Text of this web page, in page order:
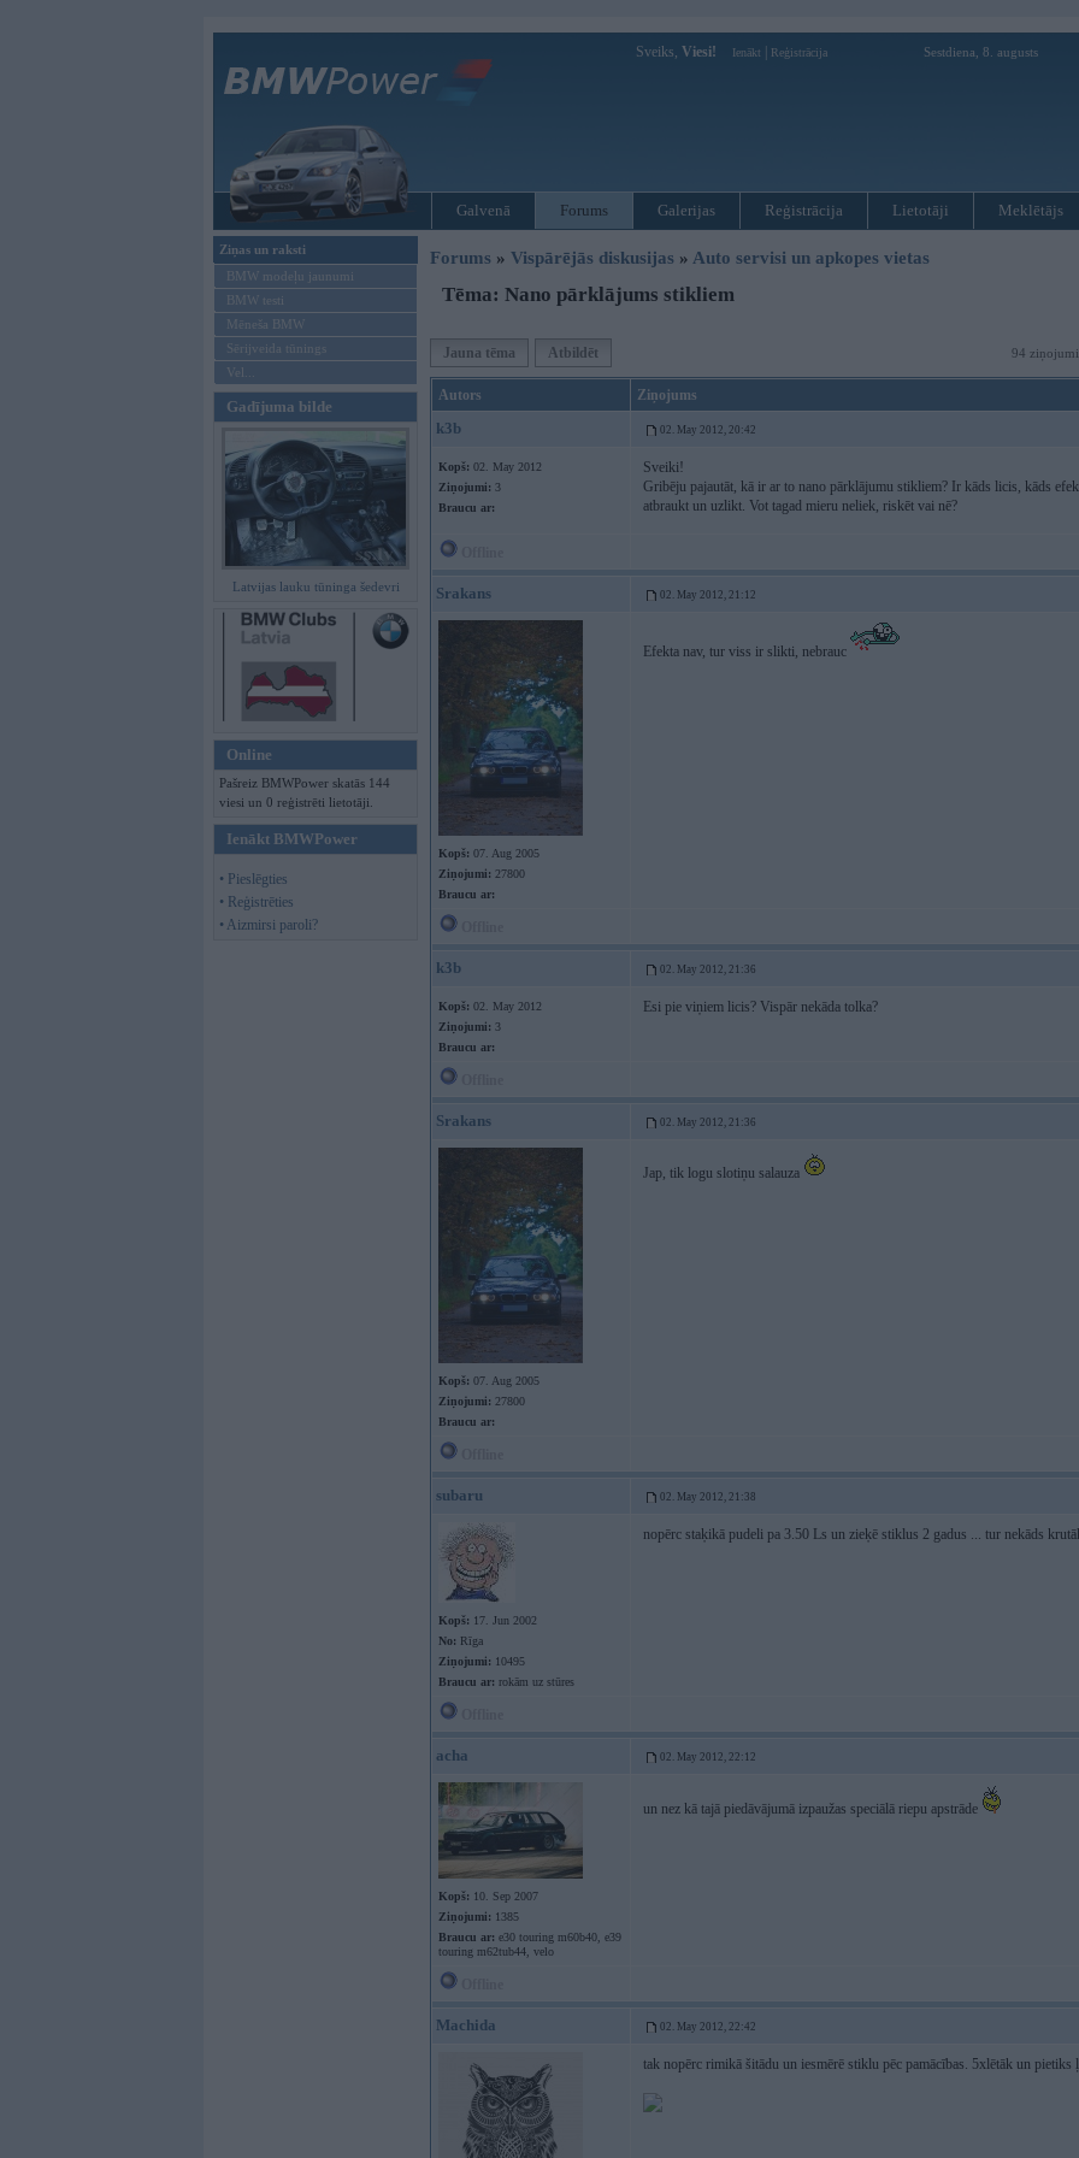
Sveiks, Viesi! Ienākt Reģistrācija Sestdiena, 8. augusts
Galvenā Forums Galerijas Reģistrācija Lietotāji Meklētājs
Ziņas un raksti
BMW modeļu jaunumi
BMW testi
Mēneša BMW
Sērijveida tūnings
Vel...
Gadījuma bilde
Latvijas lauku tūninga šedevri
Online
Pašreiz BMWPower skatās 144
viesi un 0 reģistrēti lietotāji.
Ienākt BMWPower
• Pieslēgties
• Reģistrēties
• Aizmirsi paroli?
Forums » Vispārējās diskusijas » Auto servisi un apkopes vietas
Tēma: Nano pārklājums stikliem
Jauna tēma Atbildēt 94 ziņojumi
Autors Ziņojums
k3b 02. May 2012, 20:42
Kopš: 02. May 2012
Ziņojumi: 3
Braucu ar:
Sveiki!
Gribēju pajautāt, kā ir ar to nano pārklājumu stikliem? Ir kāds licis, kāds
atbraukt un uzlikt. Vot tagad mieru neliek, riskēt vai nē?
Srakans 02. May 2012, 21:12
Kopš: 07. Aug 2005
Ziņojumi: 27800
Braucu ar:
Efekta nav, tur viss ir slikti, nebrauc
k3b 02. May 2012, 21:36
Kopš: 02. May 2012
Ziņojumi: 3
Braucu ar:
Esi pie viņiem licis? Vispār nekāda tolka?
Srakans 02. May 2012, 21:36
Kopš: 07. Aug 2005
Ziņojumi: 27800
Braucu ar:
Jap, tik logu slotiņu salauza
subaru 02. May 2012, 21:38
Kopš: 17. Jun 2002
No: Rīga
Ziņojumi: 10495
Braucu ar: rokām uz stūres
nopērc staķikā pudeli pa 3.50 Ls un zieķē stiklus 2 gadus ... tur nekāds
acha 02. May 2012, 22:12
Kopš: 10. Sep 2007
Ziņojumi: 1385
Braucu ar: e30 touring m60b40, e39
touring m62tub44, velo
un nez kā tajā piedāvājumā izpaužas speciālā riepu apstrāde
Machida 02. May 2012, 22:42
tak nopērc rimikā šitādu un iesmērē stiklu pēc pamācības. 5xlētāk un pietiks